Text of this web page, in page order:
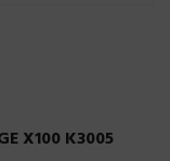
X100 K3005